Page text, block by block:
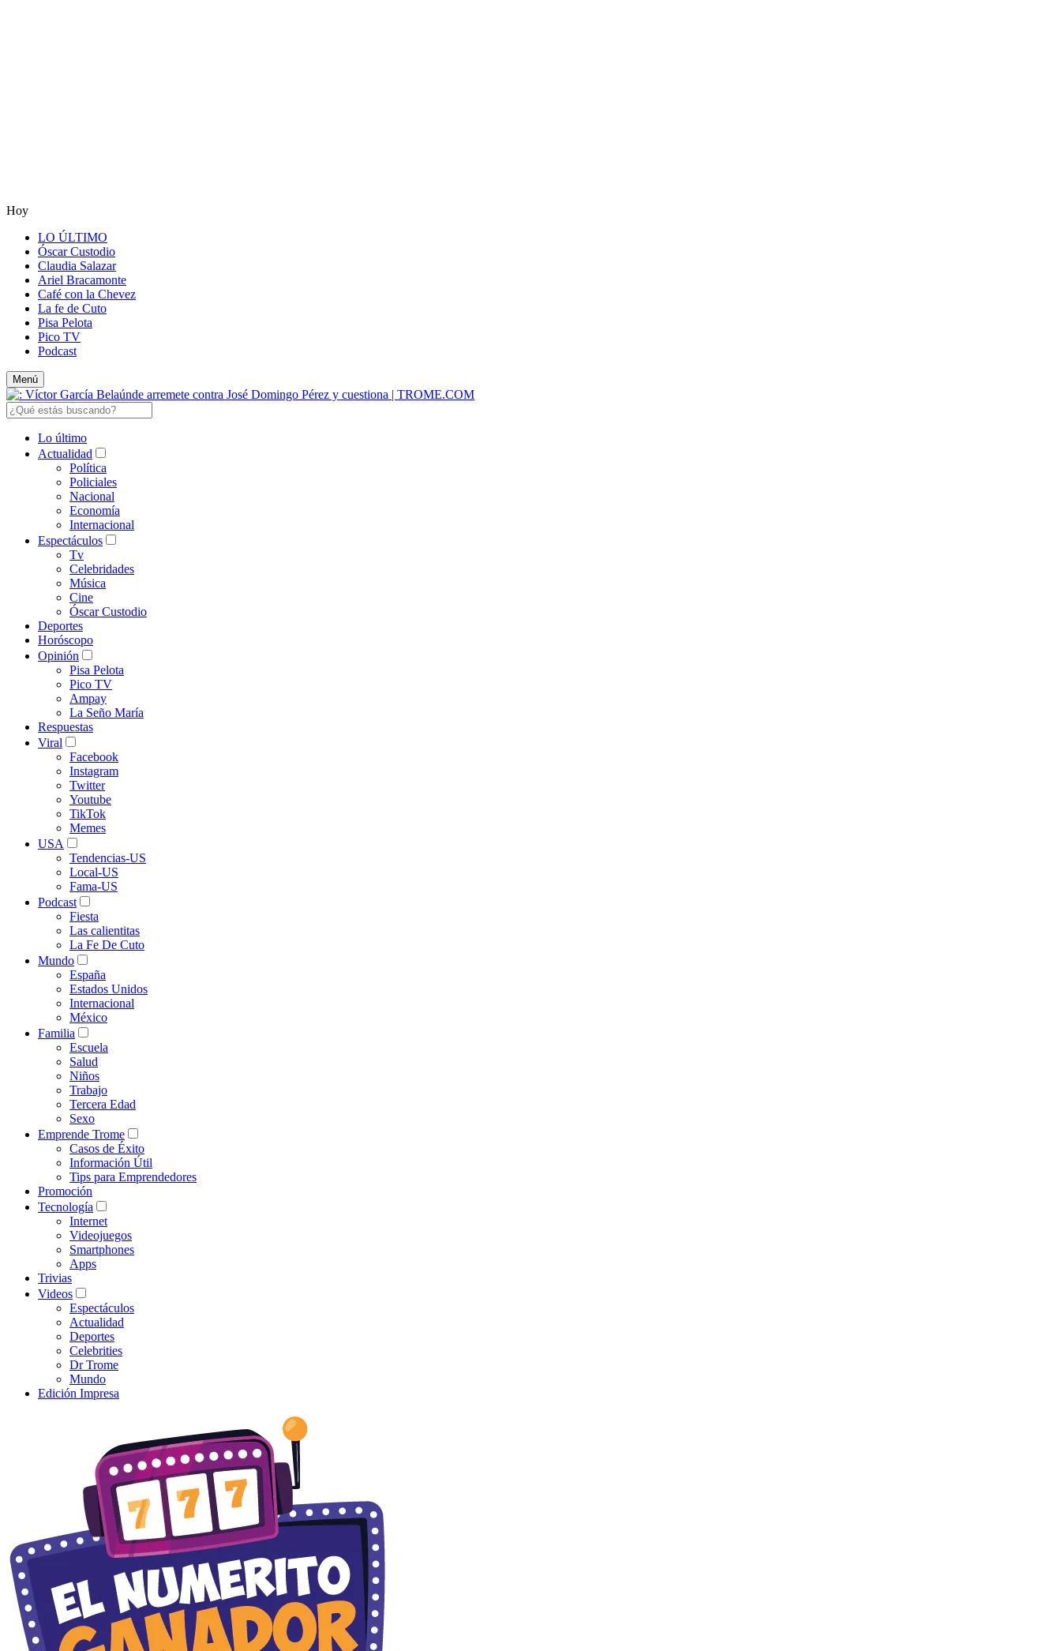
Hoy
LO ÚLTIMO
Óscar Custodio
Claudia Salazar
Ariel Bracamonte
Café con la Chevez
La fe de Cuto
Pisa Pelota
Pico TV
Podcast
Menú
Lo último
Actualidad
Política
Policiales
Nacional
Economía
Internacional
Espectáculos
Tv
Celebridades
Música
Cine
Óscar Custodio
Deportes
Horóscopo
Opinión
Pisa Pelota
Pico TV
Ampay
La Seño María
Respuestas
Viral
Facebook
Instagram
Twitter
Youtube
TikTok
Memes
USA
Tendencias-US
Local-US
Fama-US
Podcast
Fiesta
Las calientitas
La Fe De Cuto
Mundo
España
Estados Unidos
Internacional
México
Familia
Escuela
Salud
Niños
Trabajo
Tercera Edad
Sexo
Emprende Trome
Casos de Éxito
Información Útil
Tips para Emprendedores
Promoción
Tecnología
Internet
Videojuegos
Smartphones
Apps
Trivias
Videos
Espectáculos
Actualidad
Deportes
Celebrities
Dr Trome
Mundo
Edición Impresa